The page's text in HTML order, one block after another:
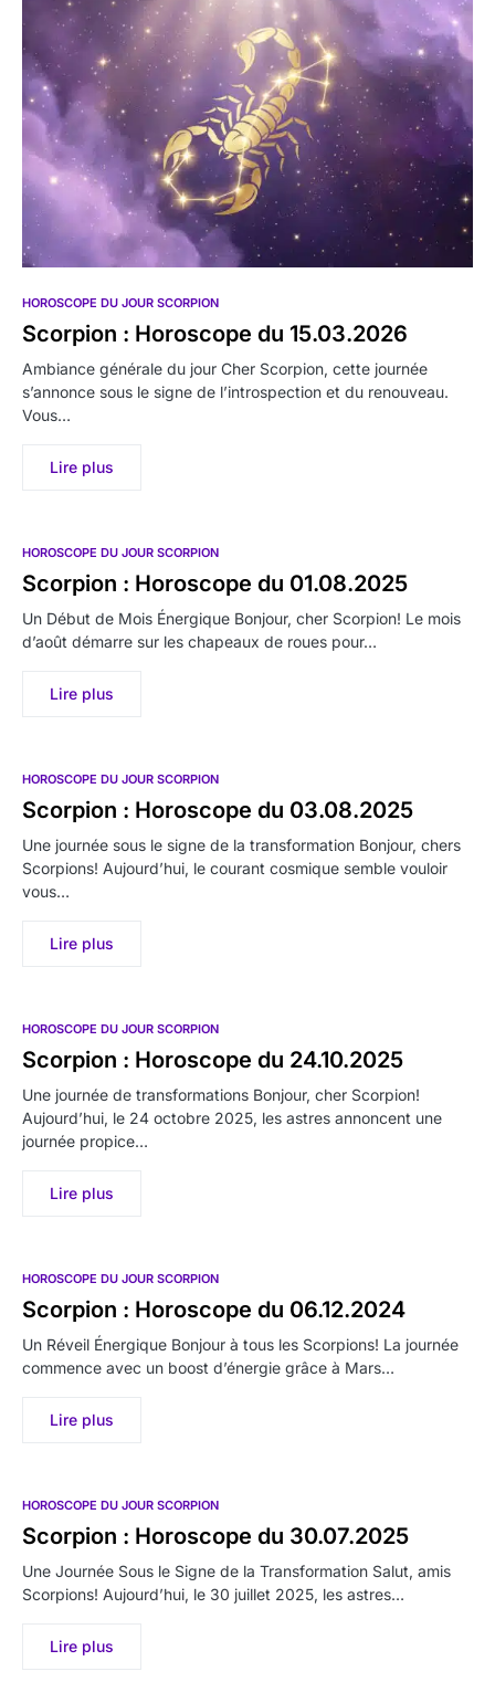
HOROSCOPE DU JOUR SCORPION
Scorpion : Horoscope du 15.03.2026
Ambiance générale du jour Cher Scorpion, cette journée
s’annonce sous le signe de l’introspection et du renouveau.
Vous…
Lire plus
HOROSCOPE DU JOUR SCORPION
Scorpion : Horoscope du 01.08.2025
Un Début de Mois Énergique Bonjour, cher Scorpion! Le mois
d’août démarre sur les chapeaux de roues pour…
Lire plus
HOROSCOPE DU JOUR SCORPION
Scorpion : Horoscope du 03.08.2025
Une journée sous le signe de la transformation Bonjour, chers
Scorpions! Aujourd’hui, le courant cosmique semble vouloir
vous…
Lire plus
HOROSCOPE DU JOUR SCORPION
Scorpion : Horoscope du 24.10.2025
Une journée de transformations Bonjour, cher Scorpion!
Aujourd’hui, le 24 octobre 2025, les astres annoncent une
journée propice…
Lire plus
HOROSCOPE DU JOUR SCORPION
Scorpion : Horoscope du 06.12.2024
Un Réveil Énergique Bonjour à tous les Scorpions! La journée
commence avec un boost d’énergie grâce à Mars…
Lire plus
HOROSCOPE DU JOUR SCORPION
Scorpion : Horoscope du 30.07.2025
Une Journée Sous le Signe de la Transformation Salut, amis
Scorpions! Aujourd’hui, le 30 juillet 2025, les astres…
Lire plus